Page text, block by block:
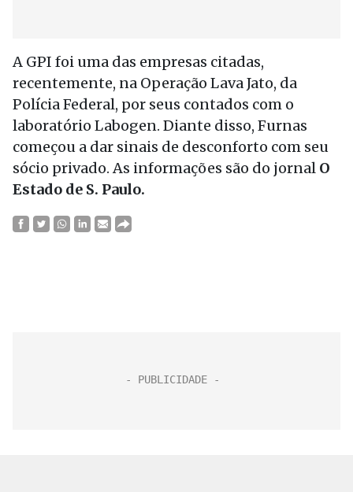
A GPI foi uma das empresas citadas,
recentemente, na Operação Lava Jato, da
Polícia Federal, por seus contados com o
laboratório Labogen. Diante disso, Furnas
começou a dar sinais de desconforto com seu
sócio privado. As informações são do jornal O
Estado de S. Paulo.